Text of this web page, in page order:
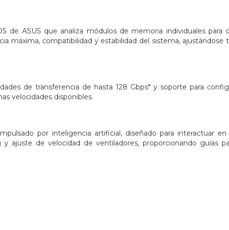
de ASUS que analiza módulos de memoria individuales
máxima, compatibilidad y estabilidad del sistema, ajustándose
de transferencia de hasta 128 Gbps* y soporte para
velocidades disponibles.
por inteligencia artificial, diseñado para interactuar
ajuste de velocidad de ventiladores, proporcionando guías